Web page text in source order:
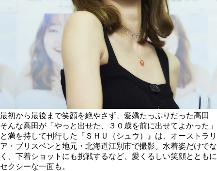
最初から最後まで笑顔を絶やさず、愛嬌たっぷりだった高田
そんな高田が「やっと出せた、３０歳を前に出せてよかった」
と満を持して刊行した『ＳＨＵ（シュウ）』は、オーストラリ
ア・ブリスベンと地元・北海道江別市で撮影。水着姿だけでな
く、下着ショットにも挑戦するなど、愛くるしい笑顔とともに
セクシーな一面も。